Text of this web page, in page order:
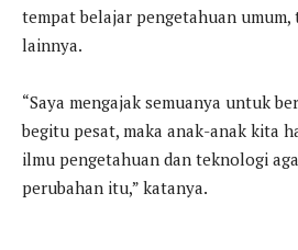
tempat belajar pengetahuan
lainnya.
“Saya mengajak semuanya untuk
begitu pesat, maka anak-anak kita
ilmu pengetahuan dan teknologi
perubahan itu,” katanya.